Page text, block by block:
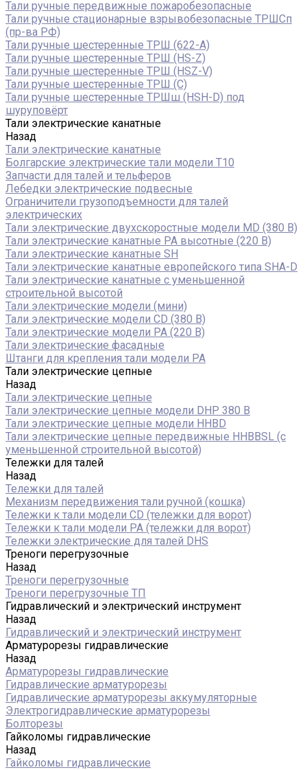
Тали ручные передвижные пожаробезопасные
Тали ручные стационарные взрывобезопасные ТРШСп
(пр-ва РФ)
Тали ручные шестеренные ТРШ (622-A)
Тали ручные шестеренные ТРШ (HS-Z)
Тали ручные шестеренные ТРШ (HSZ-V)
Тали ручные шестеренные ТРШ (С)
Тали ручные шестеренные ТРШш (HSH-D) под
шуруповёрт
Тали электрические канатные
Назад
Тали электрические канатные
Болгарские электрические тали модели T10
Запчасти для талей и тельферов
Лебедки электрические подвесные
Ограничители грузоподъемности для талей
электрических
Тали электрические двухскоростные модели MD (380 В)
Тали электрические канатные PA высотные (220 В)
Тали электрические канатные SH
Тали электрические канатные европейского типа SHA-D
Тали электрические канатные с уменьшенной
строительной высотой
Тали электрические модели (мини)
Тали электрические модели CD (380 В)
Тали электрические модели РА (220 В)
Тали электрические фасадные
Штанги для крепления тали модели РА
Тали электрические цепные
Назад
Тали электрические цепные
Тали электрические цепные модели DHP 380 В
Тали электрические цепные модели HHBD
Тали электрические цепные передвижные HHBBSL (с
уменьшенной строительной высотой)
Тележки для талей
Назад
Тележки для талей
Механизм передвижения тали ручной (кошка)
Тележки к тали модели CD (тележки для ворот)
Тележки к тали модели РА (тележки для ворот)
Тележки электрические для талей DHS
Треноги перегрузочные
Назад
Треноги перегрузочные
Треноги перегрузочные ТП
Гидравлический и электрический инструмент
Назад
Гидравлический и электрический инструмент
Арматурорезы гидравлические
Назад
Арматурорезы гидравлические
Гидравлические арматурорезы
Гидравлические арматурорезы аккумуляторные
Электрогидравлические арматурорезы
Болторезы
Гайколомы гидравлические
Назад
Гайколомы гидравлические